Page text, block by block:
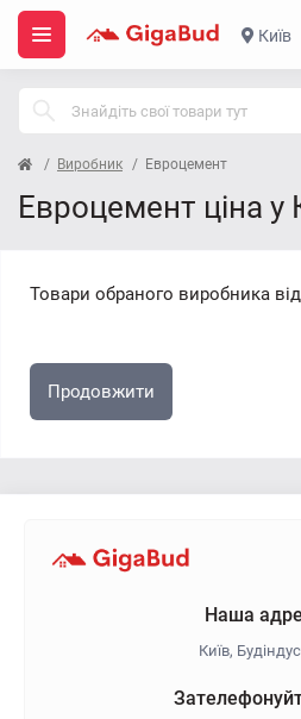
Київ
Виробник Евроцемент
Евроцемент ціна у
Товари обраного виробника
Продовжити
Наша
Київ,